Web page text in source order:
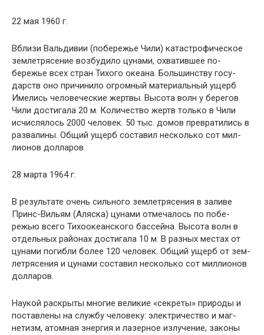
22 мая 1960 г.
Вблизи Вальдивии (побережье Чили) катастрофиче­ское
землетрясение возбудило цунами, охватившее по­
бережье всех стран Тихого океана. Большинству госу­
дарств оно причинило огромный материальный ущерб
Имелись человеческие жертвы. Высота волн у берегов
Чили достигала 20 м. Количество жертв только в Чили
исчислялось 2000 человек. 50 тыс. домов превратились в
развалины. Общий ущерб составил несколько сот мил­
лионов долларов.
28 марта 1964 г.
В результате очень сильного землетрясения в заливе
Принс-Вильям (Аляска) цунами отмечалось по побе­
режью всего Тихоокеанского бассейна. Высота волн в
от­дельных районах достигала 10 м. В разных местах от
цунами погибли более 120 человек. Общий ущерб от зем­
летрясения и цунами составил несколько сот миллионов
долларов.
Наукой раскрыты многие великие «секреты» природы и
поставлены на службу человеку: электричество и маг­
нетизм, атомная энергия и лазерное излучение, законы